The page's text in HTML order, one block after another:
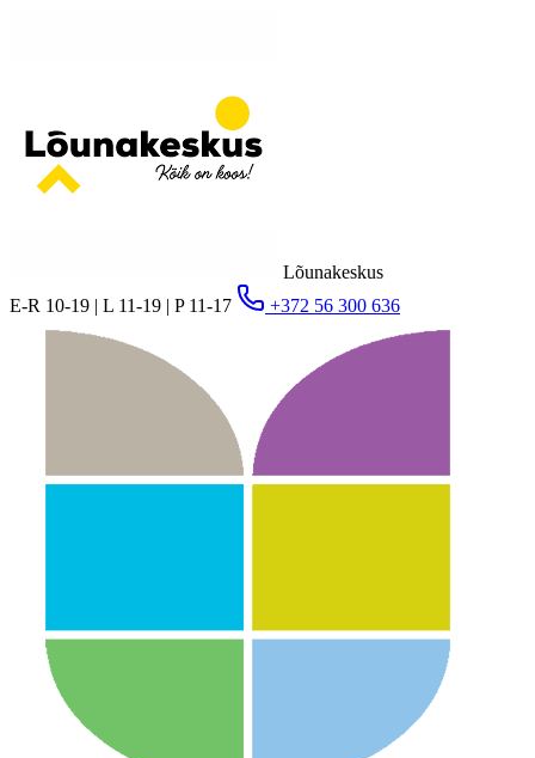
Lõunakeskus
E-R 10-19 | L 11-19 | P 11-17
+372 56 300 636